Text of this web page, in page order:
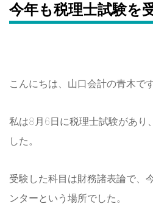
今年も税理士試験を
こんにちは、山口会計の青木です
私は8月6日に税理士試験があり
した。
受験した科目は財務諸表論で、
ンターという場所でした。